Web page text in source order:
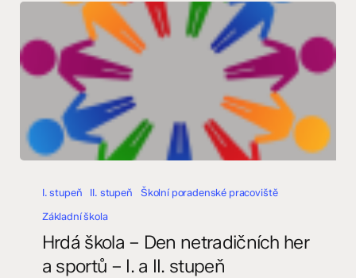
škola
netradičních
I. stupeň II. stupeň
Školní poradenské pracoviště
Základní škola
Hrdá škola – Den netradičních her
a sportů – I. a II. stupeň